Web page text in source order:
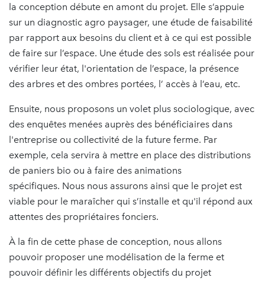
la conception débute en amont du projet. Elle s’appuie
sur un diagnostic agro paysager, une étude de faisabilité
par rapport aux besoins du client et à ce qui est possible
de faire sur l’espace. Une étude des sols est réalisée pour
vérifier leur état, l'orientation de l’espace, la présence
des arbres et des ombres portées, l’ accès à l’eau, etc.
Ensuite, nous proposons un volet plus sociologique, avec
des enquêtes menées auprès des bénéficiaires dans
l'entreprise ou collectivité de la future ferme. Par
exemple, cela servira à mettre en place des distributions
de paniers bio ou à faire des animations
spécifiques. Nous nous assurons ainsi que le projet est
viable pour le maraîcher qui s’installe et qu'il répond aux
attentes des propriétaires fonciers.
À la fin de cette phase de conception, nous allons
pouvoir proposer une modélisation de la ferme et
pouvoir définir les différents objectifs du projet